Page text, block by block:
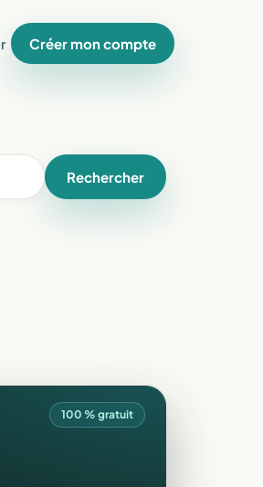
Créer mon compte
Rechercher
100 % gratuit